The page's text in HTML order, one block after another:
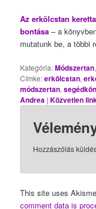
Az erkölcstan
bontása – a
mutatunk be, a többi
Kategória:Módszertan
Címke:erkölcstan,
módszertan,
Andrea |Közvetlen
Hozzászólás
This site uses
comment data is